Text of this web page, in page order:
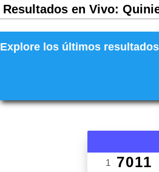
Resultados en Vivo:
Explore los últimos
1 7011